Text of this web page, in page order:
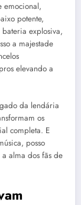
emocional,
potente,
explosiva,
a majestade
elevando a
da lendária
os
completa. E
posso
alma dos fãs de